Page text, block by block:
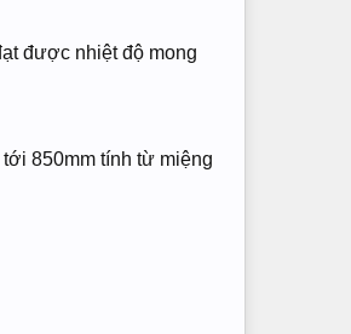
được nhiệt độ mong
850mm tính từ miệng